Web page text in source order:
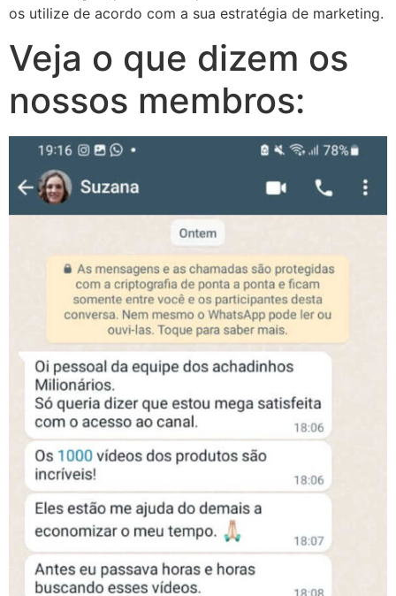
os utilize de acordo com a sua estratégia de marketing.
Veja o que dizem os
nossos membros: